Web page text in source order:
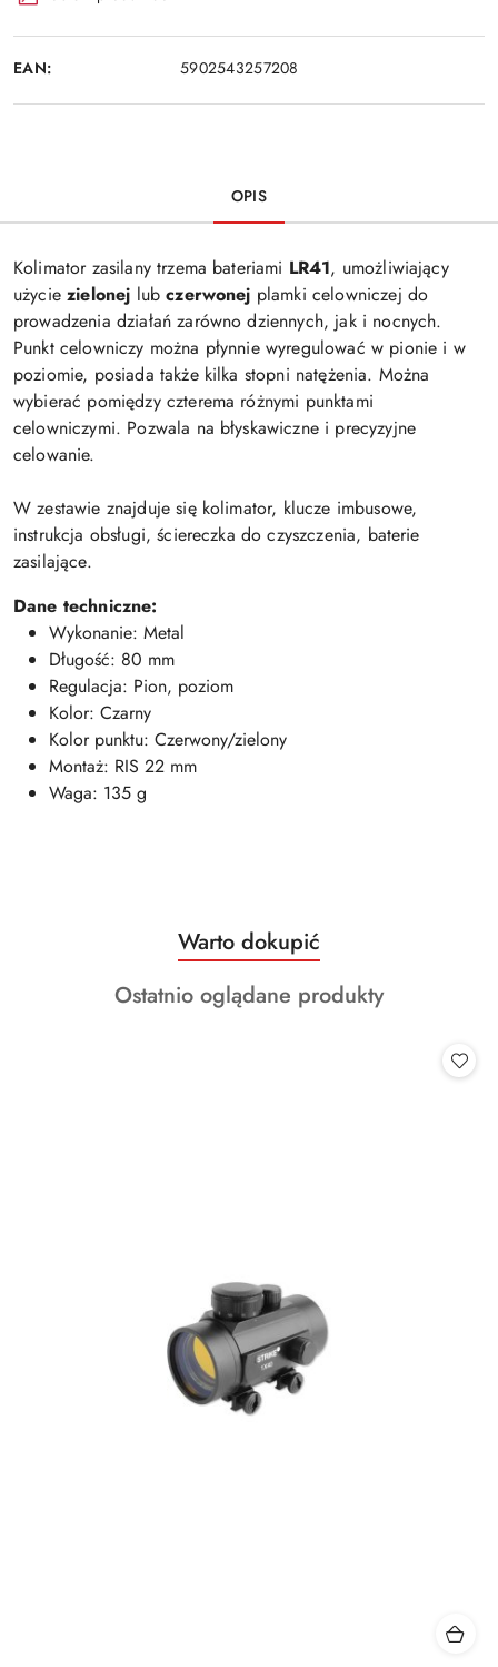
EAN: 5902543257208
OPIS
Kolimator zasilany trzema bateriami LR41, umożliwiający
użyciezielonej lubczerwonej plamki celowniczej do
prowadzenia działań zarówno dziennych, jak i nocnych.
Punkt celowniczy można płynnie wyregulować w pionie i w
poziomie, posiada także kilka stopni natężenia. Można
wybierać pomiędzy czterema różnymi punktami
celowniczymi. Pozwala na błyskawiczne i precyzyjne
celowanie.
W zestawie znajduje się kolimator, klucze imbusowe,
instrukcja obsługi, ściereczka do czyszczenia, baterie
zasilające.
Dane techniczne:
Wykonanie: Metal
Długość: 80 mm
Regulacja: Pion, poziom
Kolor: Czarny
Kolor punktu: Czerwony/zielony
Montaż: RIS 22 mm
Waga: 135 g
Pomiń karuzelę produktów
Produkty
o
statusie:
Warto dokupić
Produkty
Ostatnio oglądane produkty